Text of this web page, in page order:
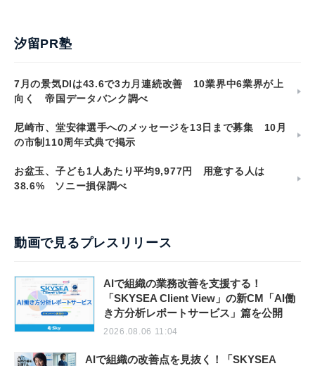
汐留PR塾
7月の景気DIは43.6で3カ月連続改善 10業界中6業界が上
向く 帝国データバンク調べ
尼崎市、堂安律選手へのメッセージを13日まで募集 10月
の市制110周年式典で掲示
お盆玉、子ども1人あたり平均9,977円 用意する人は
38.6% ソニー損保調べ
動画で見るプレスリリース
AIで組織の業務改善を支援する！
「SKYSEA Client View」の新CM「AI働
き方分析レポートサービス」篇を公開
2026.08.06 11:04
AIで組織の改善点を見抜く！「SKYSEA